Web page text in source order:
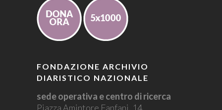
FONDAZIONE ARCHIVIO
DIARISTICO NAZIONALE
sede operativa e centro di ricerca
Piazza Amintore Fanfani, 14